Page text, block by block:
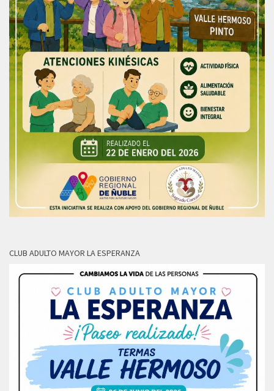
CLUB ADULTO MAYOR LA ESPERANZA